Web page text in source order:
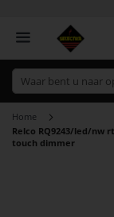
Home
Relco RQ9243/led/nw
touch dimmer